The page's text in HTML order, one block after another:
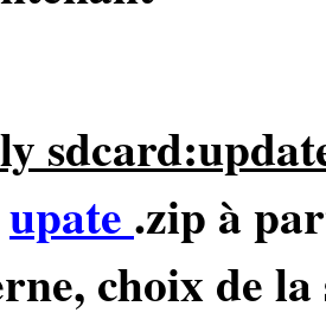
upate .zip à
choix de la